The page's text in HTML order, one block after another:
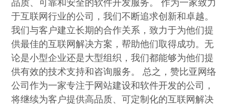
品质、可靠和安全的软件开发服务。 作为一家致力
于互联网行业的公司，我们不断追求创新和卓越。
我们与客户建立长期的合作关系，致力于为他们提
供最佳的互联网解决方案，帮助他们取得成功。无
论是小型企业还是大型组织，我们都能够为他们提
供有效的技术支持和咨询服务。 总之，赞比亚网络
公司作为一家专注于网站建设和软件开发的公司，
将继续为客户提供高品质、可定制化的互联网解决